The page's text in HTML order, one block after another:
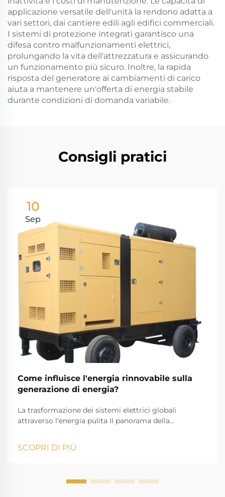
applicazione versatile dell'unità la rendono adatta a
vari settori, dai cantiere edili agli edifici commerciali.
I sistemi di protezione integrati garantisco una
difesa contro malfunzionamenti elettrici,
prolungando la vita dell'attrezzatura e assicurando
un funzionamento più sicuro. Inoltre, la rapida
risposta del generatore ai cambiamenti di carico
aiuta a mantenere un'offerta di energia stabile
durante condizioni di domanda variabile.
Consigli pratici
10
Sep
Come influisce l'energia rinnovabile sulla
generazione di energia?
La trasformazione dei sistemi elettrici globali
attraverso l'energia pulita Il panorama della
trasformazione notevole, poiché le fonti di energia
rinnovabile stanno ridefinendo il modo in cui
SCOPRI DI PIÙ